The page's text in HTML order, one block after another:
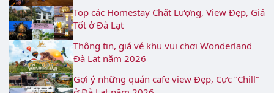
Top các Homestay Chất Lượng, View Đẹp, Giá
Tốt ở Đà Lạt
Thông tin, giá vé khu vui chơi Wonderland
Đà Lạt năm 2026
Gợi ý những quán cafe view Đẹp, Cực “Chill”